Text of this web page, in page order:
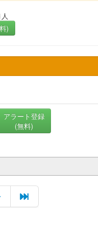
)
アラート登録
(無料)